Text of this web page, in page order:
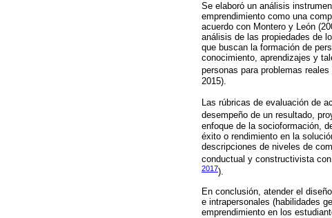
Se elaboró un análisis
emprendimiento como una
acuerdo con Montero y León
análisis de las propiedades de
que buscan la formación de
conocimiento, aprendizajes y
personas para problemas
2015).
Las rúbricas de evaluación de
desempeño de un resultado,
enfoque de la socioformación,
éxito o rendimiento en la
descripciones de niveles de
conductual y constructivista
2017).
En conclusión, atender el
e intrapersonales (habilidades
emprendimiento en los